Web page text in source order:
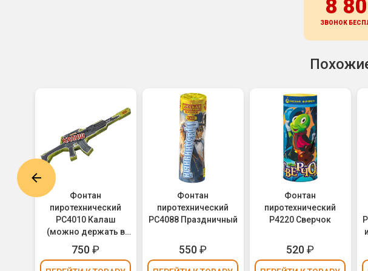
8
ЗВОНОК
Фонтан
пиротехнический
РС4010 Калаш
(можно держать в
руках)
750₽
Фонтан
пиротехнический
РС4088 Праздничный
550₽
Фонтан
пиротехнический
Р4220 Сверчок
520₽